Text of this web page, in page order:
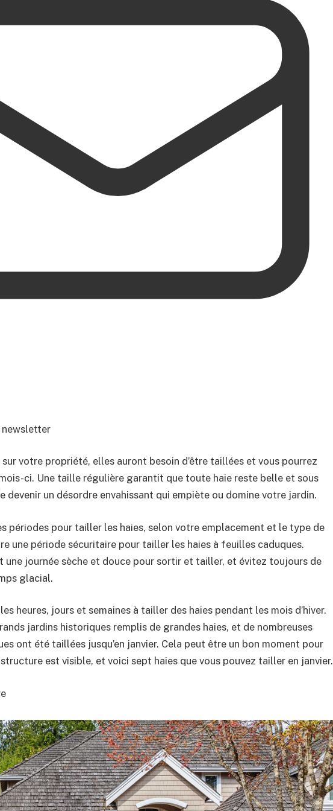
newsletter
sur votre propriété, elles auront besoin d’être taillées et vous pourrez
ci. Une taille régulière garantit que toute haie reste belle et sous
un désordre envahissant qui empiète ou domine votre jardin.
périodes pour tailler les haies, selon votre emplacement et le type de
une période sécuritaire pour tailler les haies à feuilles caduques.
une journée sèche et douce pour sortir et tailler, et évitez toujours de
glacial.
heures, jours et semaines à tailler des haies pendant les mois d’hiver.
jardins historiques remplis de grandes haies, et de nombreuses
ont été taillées jusqu’en janvier. Cela peut être un bon moment pour
est visible, et voici sept haies que vous pouvez tailler en janvier.